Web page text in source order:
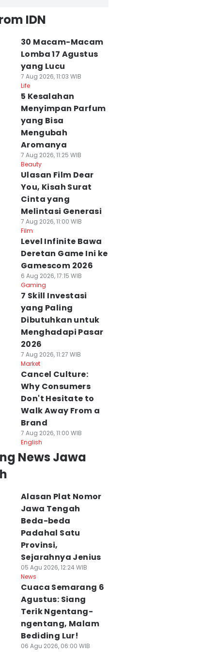
IDN
30 Macam-Macam
Lomba 17 Agustus
yang Lucu
7 Aug 2026, 11:03 WIB
Life
5 Kesalahan
Menyimpan Parfum
yang Bisa
Mengubah
Aromanya
7 Aug 2026, 11:25 WIB
Beauty
Ulasan Film Dear
You, Kisah Surat
Cinta yang
Melintasi Generasi
7 Aug 2026, 11:00 WIB
Film
Level Infinite Bawa
Deretan Game Ini ke
Gamescom 2026
6 Aug 2026, 17:15 WIB
Gaming
7 Skill Investasi
yang Paling
Dibutuhkan untuk
Menghadapi Pasar
2026
7 Aug 2026, 11:27 WIB
Market
Cancel Culture:
Why Consumers
Don't Hesitate to
Walk Away From a
Brand
7 Aug 2026, 11:00 WIB
English
News Jawa
Alasan Plat Nomor
Jawa Tengah
Beda-beda
Padahal Satu
Provinsi,
Sejarahnya Jenius
05 Agu 2026, 12:24 WIB
News
Cuaca Semarang 6
Agustus: Siang
Terik Ngentang-
ngentang, Malam
Bediding Lur!
06 Agu 2026, 06:00 WIB